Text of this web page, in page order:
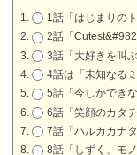
1話「はじまりのト
2話「
3話「大好きを叫ぶ
4話は「未知なるミ
5話「今しかできな
6話「笑顔のカタチ
7話「ハルカカナタ
8話「しずく、モノ